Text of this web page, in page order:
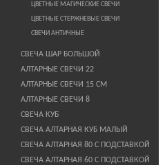
ЦВЕТНЫЕ МАГИЧЕСКИЕ СВЕЧИ
ЦВЕТНЫЕ СТЕРЖНЕВЫЕ СВЕЧИ
СВЕЧИ АНТИЧНЫЕ
СВЕЧА ШАР БОЛЬШОЙ
АЛТАРНЫЕ СВЕЧИ 22
АЛТАРНЫЕ СВЕЧИ 15 СМ
АЛТАРНЫЕ СВЕЧИ 8
СВЕЧА КУБ
СВЕЧА АЛТАРНАЯ КУБ МАЛЫЙ
СВЕЧА АЛТАРНАЯ 80 С ПОДСТАВКОЙ
СВЕЧА АЛТАРНАЯ 60 С ПОДСТАВКОЙ